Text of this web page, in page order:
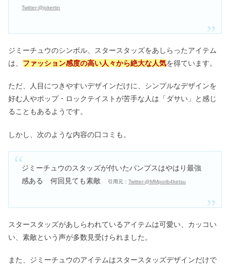
Twitter-@jokertin
ジミーチュウのシンボル、スタースタッズをあしらったアイテム
は、 ファッション感度の高い人々から絶大な人気を得ています。
ただ、人目につきやすいデザインだけに、シンプルなデザインを
好む人やポップ・ロックテイストが苦手な人は「ダサい」と感じ
ることもあるようです。
しかし、次のような内容の口コミも。
ジミーチュウのスタッズが付いたパンプスはやはり最強
感ある 何回見ても素敵
引用元：Twitter-@MMporib4ketsu
スタースタッズがあしらわれているアイテムは可愛い、カッコい
い、素敵という声が多数見受けられました。
また、ジミーチュウのアイテムはスタースタッズデザインだけで